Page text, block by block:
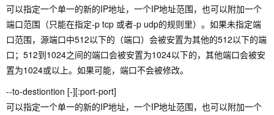
可以指定一个单一的新的IP地址，一个IP地址范围，也可以附加一个
端口范围（只能在指定-p tcp 或者-p udp的规则里）。如果未指定端
口范围，源端口中512以下的（端口）会被安置为其他的512以下的端
口；512到1024之间的端口会被安置为1024以下的，其他端口会被安
置为1024或以上。如果可能，端口不会被修改。
--to-destiontion [-][:port-port]
可以指定一个单一的新的IP地址，一个IP地址范围，也可以附加一个